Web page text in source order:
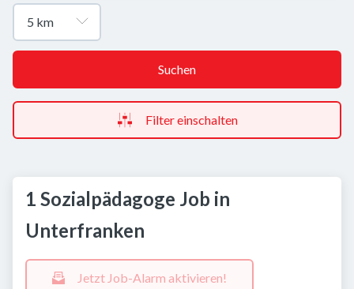
Suchen
Filter einschalten
1 Sozialpädagoge Job in
Unterfranken
Jetzt Job-Alarm aktivieren!